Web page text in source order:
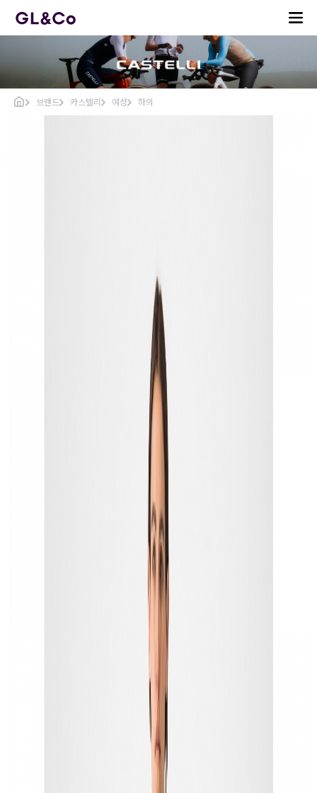
브랜드 카스텔리 여성 하의